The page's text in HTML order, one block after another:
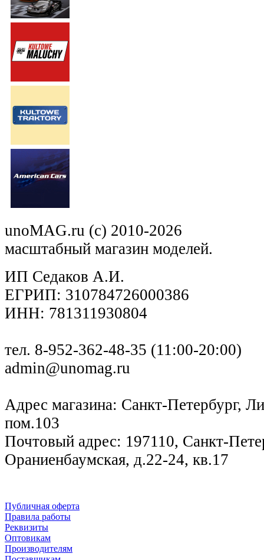
unoMAG.ru (c) 2010-2026
масштабный магазин моделей.
ИП Седаков А.И.
ЕГРИП: 310784726000386
ИНН: 781311930804
тел. 8-952-362-48-35 (11:00-20:00)
admin@unomag.ru
Адрес магазина: Санкт-Петербург,
пом.103
Почтовый адрес: 197110, Санкт-
Ораниенбаумская, д.22-24, кв.17
Публичная оферта
Правила работы
Реквизиты
Оптовикам
Производителям